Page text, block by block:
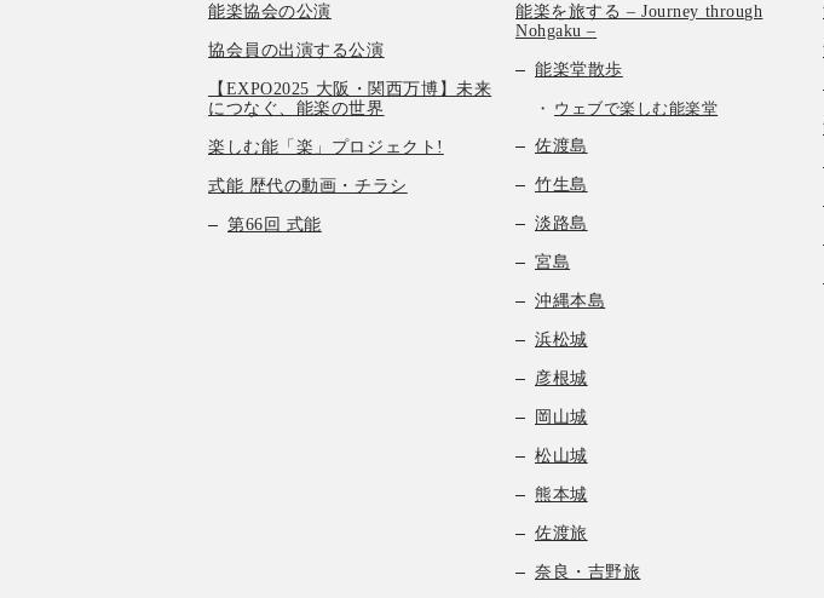
能楽協会の公演
協会員の出演する公演
【EXPO2025 大阪・関西万博】未来
につなぐ、能楽の世界
楽しむ能「楽」プロジェクト!
式能 歴代の動画・チラシ
第66回 式能
能楽を旅する – Journey through
Nohgaku –
能楽堂散歩
ウェブで楽しむ能楽堂
佐渡島
竹生島
淡路島
宮島
沖縄本島
浜松城
彦根城
岡山城
松山城
熊本城
佐渡旅
奈良・吉野旅